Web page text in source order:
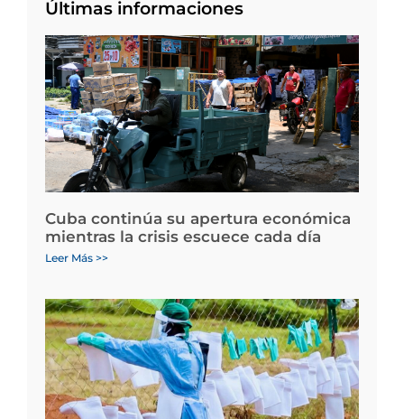
Últimas informaciones
Cuba continúa su apertura económica
mientras la crisis escuece cada día
Leer Más >>